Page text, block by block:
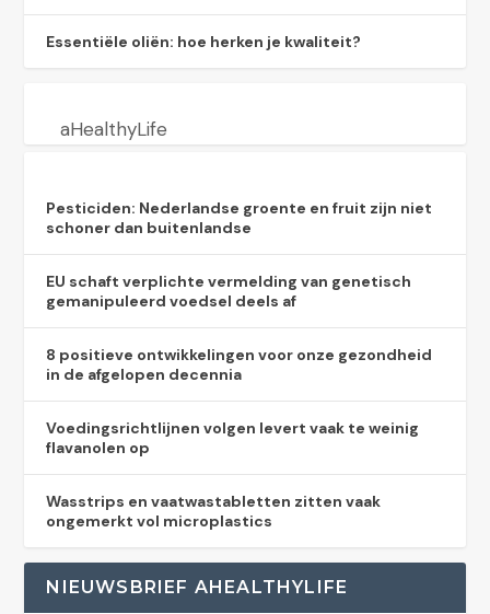
Essentiële oliën: hoe herken je kwaliteit?
aHealthyLife
Pesticiden: Nederlandse groente en fruit zijn niet
schoner dan buitenlandse
EU schaft verplichte vermelding van genetisch
gemanipuleerd voedsel deels af
8 positieve ontwikkelingen voor onze gezondheid
in de afgelopen decennia
Voedingsrichtlijnen volgen levert vaak te weinig
flavanolen op
Wasstrips en vaatwastabletten zitten vaak
ongemerkt vol microplastics
NIEUWSBRIEF AHEALTHYLIFE